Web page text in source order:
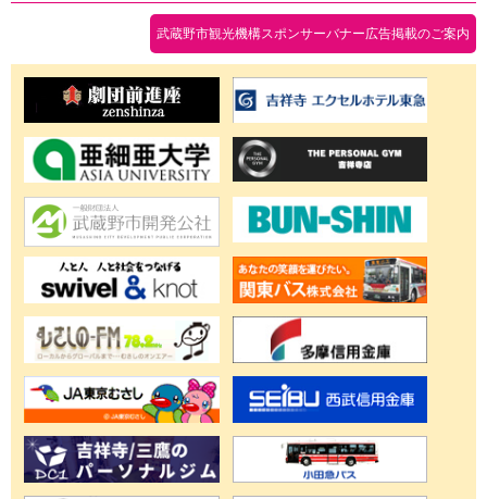
武蔵野市観光機構スポンサーバナー広告掲載のご案内